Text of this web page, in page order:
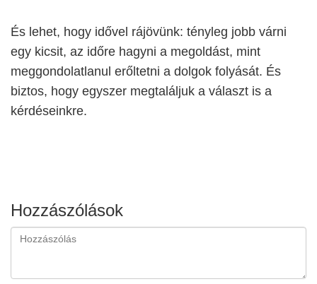
És lehet, hogy idővel rájövünk: tényleg jobb várni
egy kicsit, az időre hagyni a megoldást, mint
meggondolatlanul erőltetni a dolgok folyását. És
biztos, hogy egyszer megtaláljuk a választ is a
kérdéseinkre.
Hozzászólások